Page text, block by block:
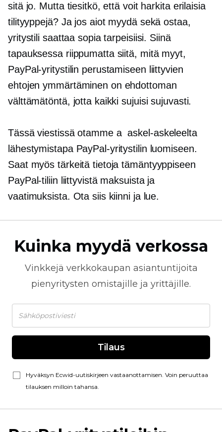
sitä jo. Mutta tiesitkö, että voit harkita erilaisia ​​
tilityyppejä? Ja jos aiot myydä sekä ostaa,
yritystili saattaa sopia tarpeisiisi. Siinä
tapauksessa riippumatta siitä, mitä myyt,
PayPal-yritystilin perustamiseen liittyvien
ehtojen ymmärtäminen on ehdottoman
välttämätöntä, jotta kaikki sujuisi sujuvasti.
Tässä viestissä otamme aaskel-askeleelta
lähestymistapa PayPal-yritystilin luomiseen.
Saat myös tärkeitä tietoja tämäntyyppiseen
PayPal-tiliin liittyvistä maksuista ja
vaatimuksista. Ota siis kiinni ja lue.
Kuinka myydä verkossa
Vinkkejä verkkokaupan asiantuntijoita
pienyritysten omistajille ja yrittäjille.
Tilaus
Hyväksyn Ecwid-uutiskirjeen vastaanottamisen. Voin peruuttaa
tilauksen milloin tahansa.